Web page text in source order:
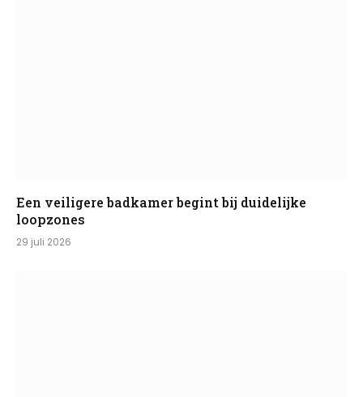
Een veiligere badkamer begint bij duidelijke
loopzones
29 juli 2026